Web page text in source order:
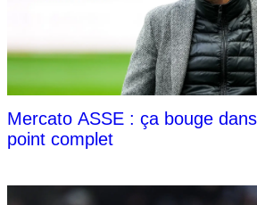
Mercato ASSE : ça bouge
point complet